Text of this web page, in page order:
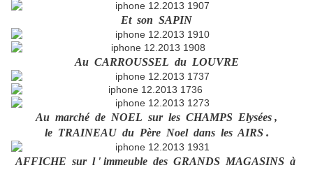
Et son SAPIN
Au CARROUSSEL du LOUVRE
Au marché de NOEL sur les CHAMPS Elysées ,
le TRAINEAU du Père Noel dans les AIRS .
AFFICHE sur l ' immeuble des GRANDS MAGASINS à